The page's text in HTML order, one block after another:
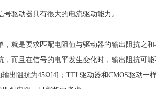
驱动器具有很大的电流驱动能力。
就是要求匹配电阻值与驱动器的输出阻抗之
而且在信号的电平发生变化时，输出阻抗可
出阻抗为45Ω[4]；TTL驱动器和CMOS驱动